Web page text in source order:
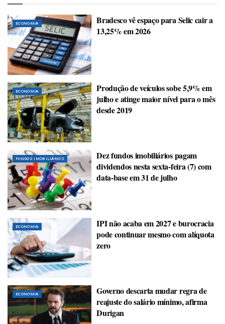
ECONOMIA
Bradesco vê espaço para Selic cair a
13,25% em 2026
ECONOMIA
Produção de veículos sobe 5,9% em
julho e atinge maior nível para o mês
desde 2019
FUNDOS IMOBILIÁRIOS
Dez fundos imobiliários pagam
dividendos nesta sexta-feira (7) com
data-base em 31 de julho
ECONOMIA
IPI não acaba em 2027 e burocracia
pode continuar mesmo com alíquota
zero
ECONOMIA
Governo descarta mudar regra de
reajuste do salário mínimo, afirma
Durigan